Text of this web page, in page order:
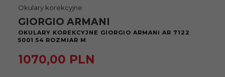
Okulary korekcyjne
GIORGIO ARMANI
OKULARY KOREKCYJNE GIORGIO ARMANI AR 7122
5001 54 ROZMIAR M
1070,00 PLN